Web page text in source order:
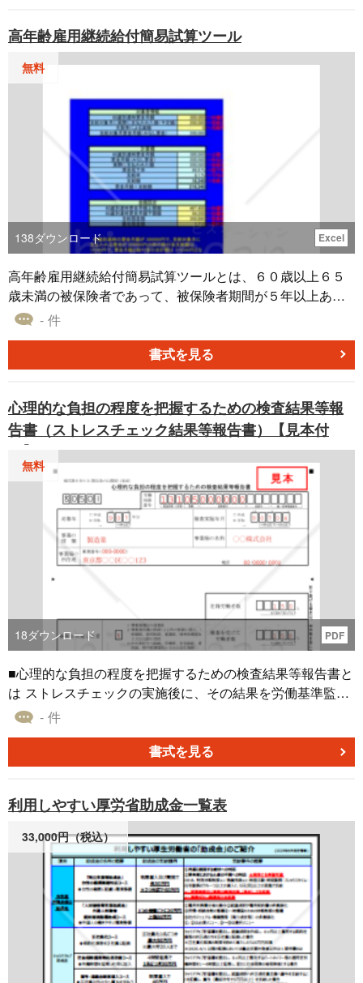
や更新、資格喪失の際に、手続き方法を確認するため。 ■
利用・作成時のポイント ＜支給対象の明確化＞ 住宅手当の
受給資格（持ち家・借家・社宅対象外など）を正確に規
定。 ＜支給額と条件を詳細に記載＞ 地域ごとの支給額や扶
養家族の有無による差異を明示する。 ＜申請・資格喪失時
の手続きを整備＞ 受給の申請や資格喪失の届出方法を定
め、手続きをスムーズにする。 ■テンプレートの利用メリ
ット ＜従業員の住宅費負担軽減＞ 適正な住宅手当を支給す
ることで、社員の生活を安定させる。 ＜社内手続きの円滑
化＞ 申請から承認、変更、資格喪失までの流れを明確に
し、手続きを効率化できる。 ＜企業の福利厚生強化＞ 住宅
手当の支給制度を整備することで、企業の魅力を向上さ
せ、従業員の定着率を向上させる。
高年齢雇用継続給付簡易試算ツール
無料
138ダウンロード Excel
高年齢雇用継続給付簡易試算ツールとは、６０歳以上６５
歳未満の被保険者であって、被保険者期間が５年以上ある
方が、６０歳時点の賃金に比べ７５％未満に低下した状態
支給されるかを試算するためのツール
- 件
書式を見る
心理的な負担の程度を把握するための検査結果等報
告書（ストレスチェック結果等報告書）【見本付
き】
無料
18ダウンロード PDF
■心理的な負担の程度を把握するための検査結果等報告書と
は ストレスチェックの実施後に、その結果を労働基準監督
署へ報告するための書類です。労働安全衛生法に基づき、
います。正式名称は長いため、一般的に「ストレスチェッ
ク報告書」と呼ばれます。 ■利用するシーン ・年次報告義
トレスチェック実施後、所轄の労働基準監督署へ提出が必
須です。 ・職場環境改善：部署別の集計結果から高ストレ
ス集団を特定し、業務負荷の軽減やサポート体制の強化に
つなげます。 ・法令遵守の確認：未提出時は50万円以下の
罰金対象となるため、適正な実施と報告の証拠として活用
されます。 ■利用する目的 ・メンタルヘルス対策：高スト
レス者を早期発見し、医師の面接指導につなげることで、
うつ病などの未然防止を図ります。 ・データの活用: 匿名
化された集団分析結果を基に、職場ごとのストレス要因
- 件
書式を見る
利用しやすい厚労省助成金一覧表
33,000円（税込）